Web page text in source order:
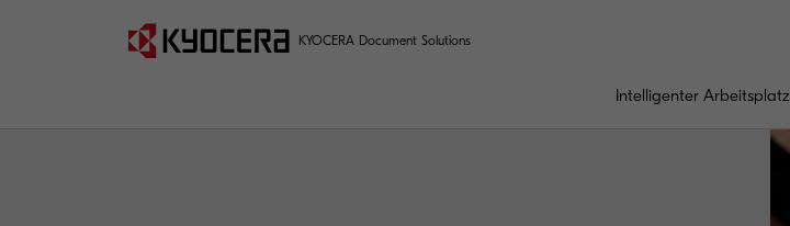
KYOCERA Document Solutions
Intelligenter Arbeitsplatz